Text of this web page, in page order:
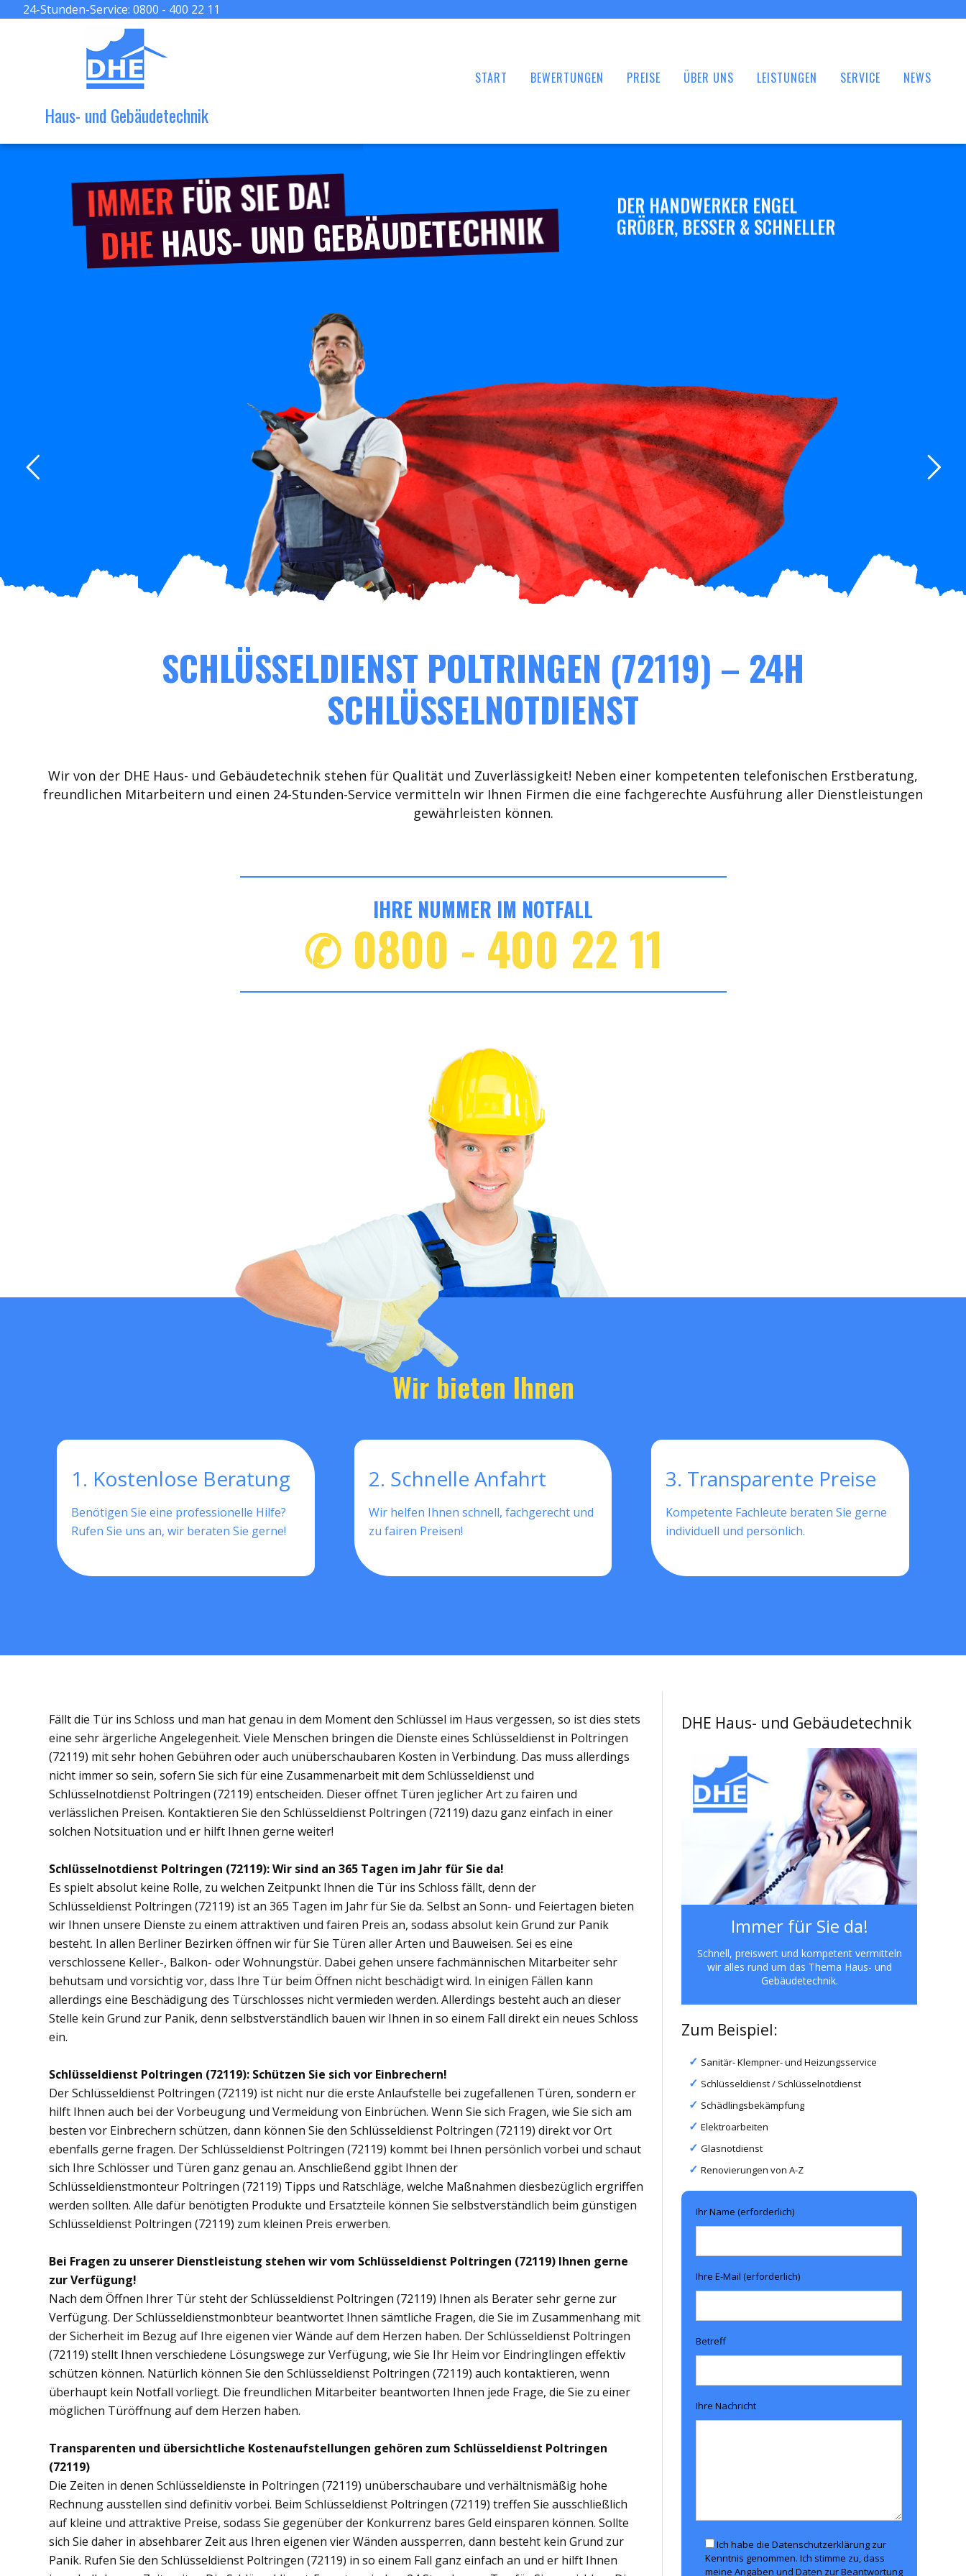
24-Stunden-Service: 0800 - 400 22 11
Haus- und Gebäudetechnik
START BEWERTUNGEN PREISE ÜBER UNS LEISTUNGEN SERVICE NEWS
IMMERFÜR SIE DA!
DHEHAUS- UND GEBÄUDETECHNIK
DER HANDWERKER ENGEL
GRÖßER, BESSER & SCHNELLER
SCHLÜSSELDIENST POLTRINGEN (72119) – 24H
SCHLÜSSELNOTDIENST
Wir von der DHE Haus- und Gebäudetechnik stehen für Qualität und Zuverlässigkeit! Neben einer kompetenten telefonischen Erstberatung,
freundlichen Mitarbeitern und einen 24-Stunden-Service vermitteln wir Ihnen Firmen die eine fachgerechte Ausführung aller Dienstleistungen
gewährleisten können.
IHRE NUMMER IM NOTFALL
✆ 0800 - 400 22 11
Wir bieten Ihnen
1. Kostenlose Beratung
Benötigen Sie eine professionelle Hilfe?
Rufen Sie uns an, wir beraten Sie gerne!
2. Schnelle Anfahrt
Wir helfen Ihnen schnell, fachgerecht und
zu fairen Preisen!
3. Transparente Preise
Kompetente Fachleute beraten Sie gerne
individuell und persönlich.
DHE Haus- und Gebäudetechnik
Immer für Sie da!
Schnell, preiswert und kompetent vermitteln
wir alles rund um das Thema Haus- und
Gebäudetechnik.
Zum Beispiel:
Sanitär- Klempner- und Heizungsservice
Schlüsseldienst / Schlüsselnotdienst
Schädlingsbekämpfung
Elektroarbeiten
Glasnotdienst
Renovierungen von A-Z
Ihr Name (erforderlich)
Ihre E-Mail (erforderlich)
Betreff
Ihre Nachricht
Ich habe die Datenschutzerklärung zur
Kenntnis genommen. Ich stimme zu, dass
meine Angaben und Daten zur Beantwortung
Fällt die Tür ins Schloss und man hat genau in dem Moment den Schlüssel im Haus vergessen, so ist dies stets
eine sehr ärgerliche Angelegenheit. Viele Menschen bringen die Dienste eines Schlüsseldienst in Poltringen
(72119) mit sehr hohen Gebühren oder auch unüberschaubaren Kosten in Verbindung. Das muss allerdings
nicht immer so sein, sofern Sie sich für eine Zusammenarbeit mit dem Schlüsseldienst und
Schlüsselnotdienst Poltringen (72119) entscheiden. Dieser öffnet Türen jeglicher Art zu fairen und
verlässlichen Preisen. Kontaktieren Sie den Schlüsseldienst Poltringen (72119) dazu ganz einfach in einer
solchen Notsituation und er hilft Ihnen gerne weiter!
Schlüsselnotdienst Poltringen (72119): Wir sind an 365 Tagen im Jahr für Sie da!
Es spielt absolut keine Rolle, zu welchen Zeitpunkt Ihnen die Tür ins Schloss fällt, denn der
Schlüsseldienst Poltringen (72119) ist an 365 Tagen im Jahr für Sie da. Selbst an Sonn- und Feiertagen bieten
wir Ihnen unsere Dienste zu einem attraktiven und fairen Preis an, sodass absolut kein Grund zur Panik
besteht. In allen Berliner Bezirken öffnen wir für Sie Türen aller Arten und Bauweisen. Sei es eine
verschlossene Keller-, Balkon- oder Wohnungstür. Dabei gehen unsere fachmännischen Mitarbeiter sehr
behutsam und vorsichtig vor, dass Ihre Tür beim Öffnen nicht beschädigt wird. In einigen Fällen kann
allerdings eine Beschädigung des Türschlosses nicht vermieden werden. Allerdings besteht auch an dieser
Stelle kein Grund zur Panik, denn selbstverständlich bauen wir Ihnen in so einem Fall direkt ein neues Schloss
ein.
Schlüsseldienst Poltringen (72119): Schützen Sie sich vor Einbrechern!
Der Schlüsseldienst Poltringen (72119) ist nicht nur die erste Anlaufstelle bei zugefallenen Türen, sondern er
hilft Ihnen auch bei der Vorbeugung und Vermeidung von Einbrüchen. Wenn Sie sich Fragen, wie Sie sich am
besten vor Einbrechern schützen, dann können Sie den Schlüsseldienst Poltringen (72119) direkt vor Ort
ebenfalls gerne fragen. Der Schlüsseldienst Poltringen (72119) kommt bei Ihnen persönlich vorbei und schaut
sich Ihre Schlösser und Türen ganz genau an. Anschließend ggibt Ihnen der
Schlüsseldienstmonteur Poltringen (72119) Tipps und Ratschläge, welche Maßnahmen diesbezüglich ergriffen
werden sollten. Alle dafür benötigten Produkte und Ersatzteile können Sie selbstverständlich beim günstigen
Schlüsseldienst Poltringen (72119) zum kleinen Preis erwerben.
Bei Fragen zu unserer Dienstleistung stehen wir vom Schlüsseldienst Poltringen (72119) Ihnen gerne
zur Verfügung!
Nach dem Öffnen Ihrer Tür steht der Schlüsseldienst Poltringen (72119) Ihnen als Berater sehr gerne zur
Verfügung. Der Schlüsseldienstmonbteur beantwortet Ihnen sämtliche Fragen, die Sie im Zusammenhang mit
der Sicherheit im Bezug auf Ihre eigenen vier Wände auf dem Herzen haben. Der Schlüsseldienst Poltringen
(72119) stellt Ihnen verschiedene Lösungswege zur Verfügung, wie Sie Ihr Heim vor Eindringlingen effektiv
schützen können. Natürlich können Sie den Schlüsseldienst Poltringen (72119) auch kontaktieren, wenn
überhaupt kein Notfall vorliegt. Die freundlichen Mitarbeiter beantworten Ihnen jede Frage, die Sie zu einer
möglichen Türöffnung auf dem Herzen haben.
Transparenten und übersichtliche Kostenaufstellungen gehören zum Schlüsseldienst Poltringen
(72119)
Die Zeiten in denen Schlüsseldienste in Poltringen (72119) unüberschaubare und verhältnismäßig hohe
Rechnung ausstellen sind definitiv vorbei. Beim Schlüsseldienst Poltringen (72119) treffen Sie ausschließlich
auf kleine und attraktive Preise, sodass Sie gegenüber der Konkurrenz bares Geld einsparen können. Sollte
sich Sie daher in absehbarer Zeit aus Ihren eigenen vier Wänden aussperren, dann besteht kein Grund zur
Panik. Rufen Sie den Schlüsseldienst Poltringen (72119) in so einem Fall ganz einfach an und er hilft Ihnen